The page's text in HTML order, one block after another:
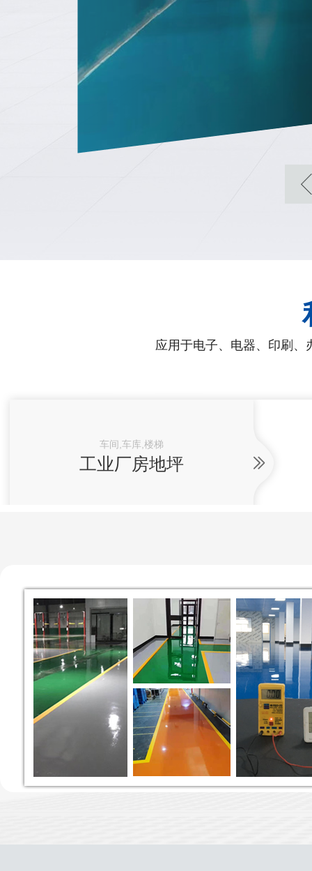
应用于电子、电器、印刷
车间,车库,楼梯
工业厂房地坪